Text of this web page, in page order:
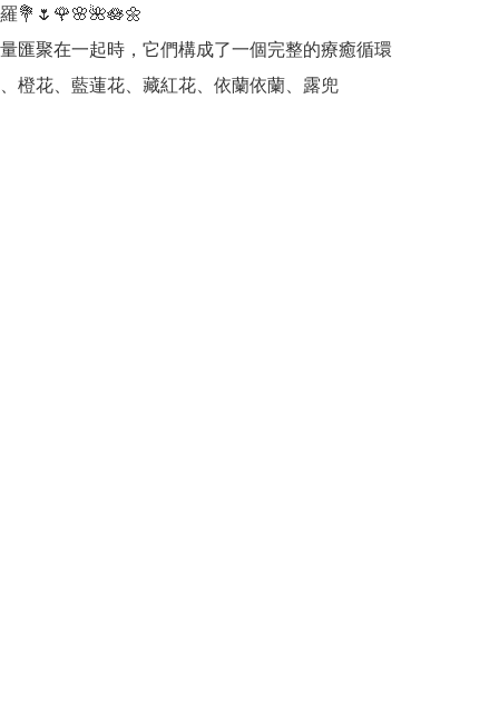
💐🌷🌹🌸🌺🪷🌼
匯聚在一起時，它們構成了一個完整的療癒循環
橙花、藍蓮花、藏紅花、依蘭依蘭、露兜